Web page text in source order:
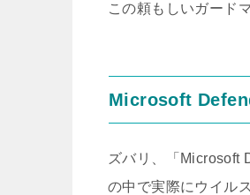
この頼もしいガード
Microsoft
ズバリ、「Microsoft
の中で実際にウイル